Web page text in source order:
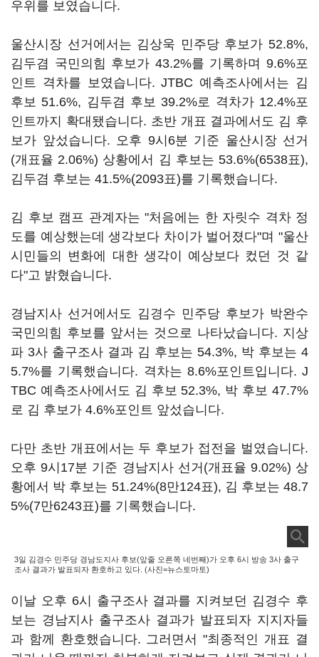
우위를 보였습니다.
울산시장 선거에서는 김상욱 민주당 후보가 52.8%,
김두겸 국민의힘 후보가 43.2%를 기록하며 9.6%포
인트 격차를 보였습니다. JTBC 예측조사에서는 김
후보 51.6%, 김두겸 후보 39.2%로 격차가 12.4%포
인트까지 확대됐습니다. 초반 개표 결과에서도 김 후
보가 앞섰습니다. 오후 9시6분 기준 울산시장 선거
(개표율 2.06%) 상황에서 김 후보는 53.6%(6538표),
김두겸 후보는 41.5%(2093표)를 기록했습니다.
김 후보 캠프 관계자는 "처음에는 한 자릿수 격차 정
도를 예상했는데 생각보다 차이가 벌어졌다"며 "울산
시민들의 변화에 대한 생각이 예상보다 컸던 것 같
다"고 밝혔습니다.
경남지사 선거에서도 김경수 민주당 후보가 박완수
국민의힘 후보를 앞서는 것으로 나타났습니다. 지상
파 3사 출구조사 결과 김 후보는 54.3%, 박 후보는 4
5.7%를 기록했습니다. 격차는 8.6%포인트입니다. J
TBC 예측조사에서도 김 후보 52.3%, 박 후보 47.7%
로 김 후보가 4.6%포인트 앞섰습니다.
다만 초반 개표에서는 두 후보가 접전을 벌였습니다.
오후 9시17분 기준 경남지사 선거(개표율 9.02%) 상
황에서 박 후보는 51.24%(8만124표), 김 후보는 48.7
5%(7만6243표)를 기록했습니다.
3일 김경수 민주당 경남도지사 후보(앞줄 오른쪽 네번째)가 오후 6시 방송 3사 출구
조사 결과가 발표되자 환호하고 있다. (사진=뉴스토마토)
이날 오후 6시 출구조사 결과를 지켜보던 김경수 후
보는 경남지사 출구조사 결과가 발표되자 지지자들
과 함께 환호했습니다. 그러면서 "최종적인 개표 결